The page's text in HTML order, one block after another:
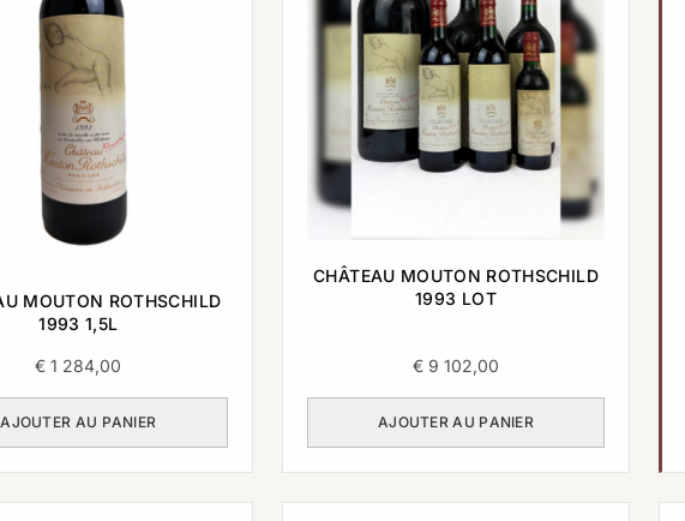
MOUTON ROTHSCHILD
1993 1,5L
€ 1 284,00
AJOUTER AU PANIER
CHÂTEAU MOUTON ROTHSCHILD
1993 LOT
€9 102,00
AJOUTER AU PANIER